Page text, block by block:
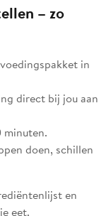
– zo
in
direct bij jou aan
minuten.
doen, schillen
en
eet.